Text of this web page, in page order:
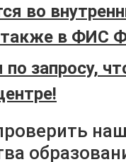
во
также в ФИС
запросу,